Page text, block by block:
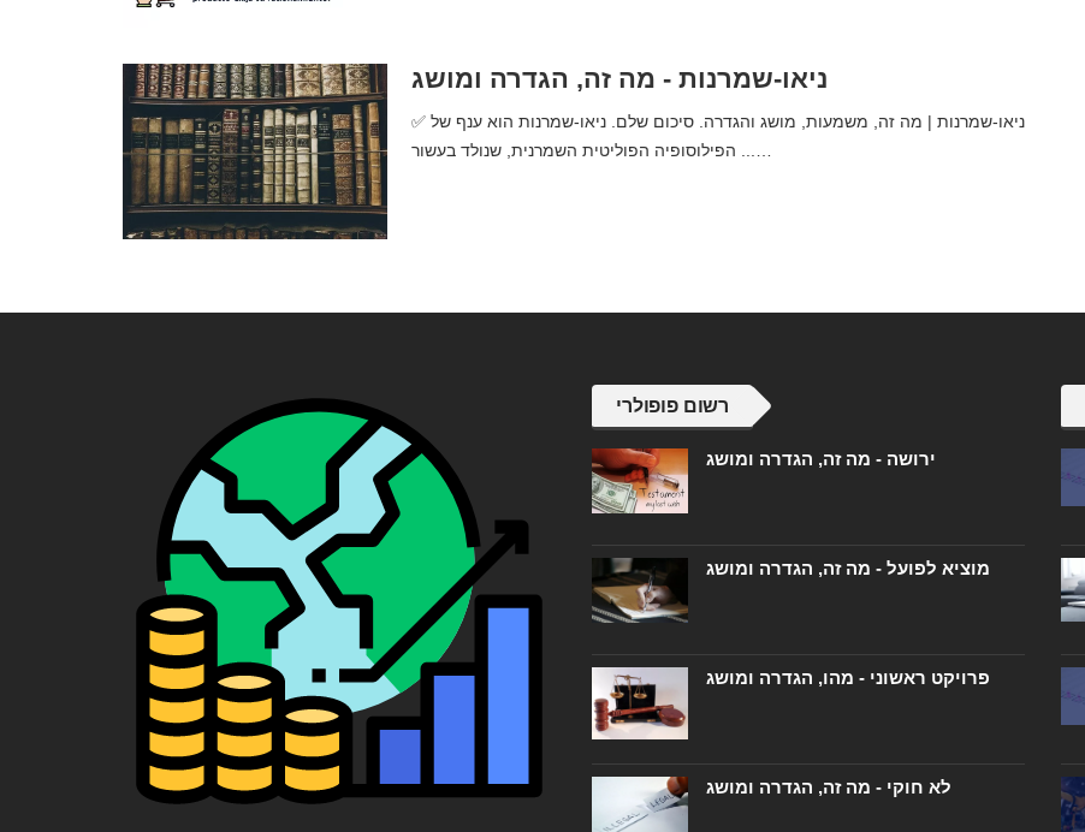
ניאו-שמרנות - מה זה, הגדרה ומושג
✅ ניאו-שמרנות | מה זה, משמעות, מושג והגדרה. סיכום שלם. ניאו-שמרנות הוא ענף של
רשום פופולרי
ירושה - מה זה, הגדרה ומושג
מוציא לפועל - מה זה, הגדרה ומושג
פרויקט ראשוני - מהו, הגדרה ומושג
לא חוקי - מה זה, הגדרה ומושג